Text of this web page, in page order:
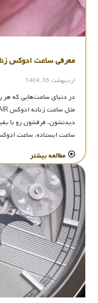
معرفی ساعت ادوکس
اردیبهشت 16, 1404
در دنیای ساعت‌هایی که
دیدنشون، فرقشون رو با
ساعت ایستاده، ساعت
مطالعه بیشتر